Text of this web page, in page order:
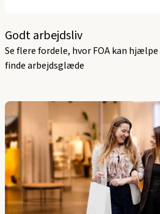
Godt arbejdsliv
Se flere fordele, hvor FOA kan
finde arbejdsglæde